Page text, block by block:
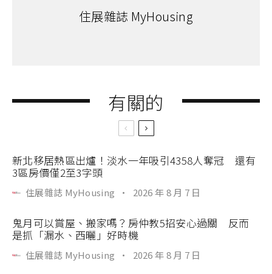
住展雜誌 MyHousing
有關的
新北移居熱區出爐！淡水一年吸引4358人奪冠 還有
3區房價僅2至3字頭
住展雜誌 MyHousing · 2026 年 8 月 7 日
鬼月可以賞屋、搬家嗎？房仲教5招安心過關 反而
是抓「漏水、西曬」好時機
住展雜誌 MyHousing · 2026 年 8 月 7 日